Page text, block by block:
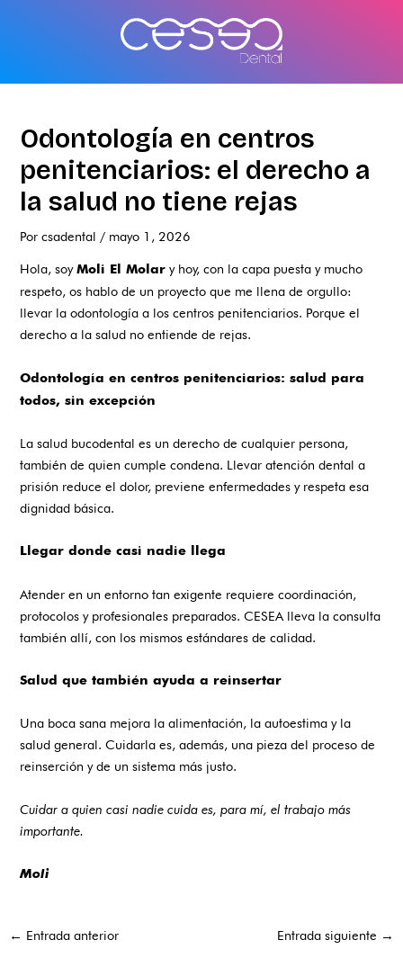
Odontología en centros
penitenciarios: el derecho a
la salud no tiene rejas
Porcsadental / mayo 1, 2026
Hola, soyMoli El Molar y hoy, con la capa puesta y mucho
respeto, os hablo de un proyecto que me llena de orgullo:
llevar la odontología a los centros penitenciarios. Porque el
derecho a la salud no entiende de rejas.
Odontología en centros penitenciarios: salud para
todos, sin excepción
La salud bucodental es un derecho de cualquier persona,
también de quien cumple condena. Llevar atención dental a
prisión reduce el dolor, previene enfermedades y respeta esa
dignidad básica.
Llegar donde casi nadie llega
Atender en un entorno tan exigente requiere coordinación,
protocolos y profesionales preparados. CESEA lleva la consulta
también allí, con los mismos estándares de calidad.
Salud que también ayuda a reinsertar
Una boca sana mejora la alimentación, la autoestima y la
salud general. Cuidarla es, además, una pieza del proceso de
reinserción y de un sistema más justo.
Cuidar a quien casi nadie cuida es, para mí, el trabajo más
importante.
Moli
← Entrada anterior Entrada siguiente →